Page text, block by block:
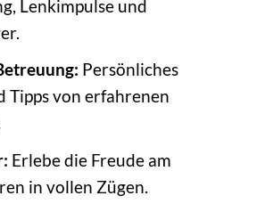
Lenkimpulse und
Persönliches
Tipps von erfahrenen
Erlebe die Freude am
in vollen Zügen.